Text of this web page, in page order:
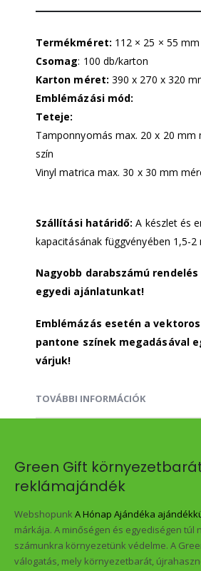
Termékméret: 112 × 25 × 55 mm
Csomag: 100 db/karton
Karton méret: 390 x 270 x 320
Emblémázási mód:
Teteje:
Tamponnyomás max. 20 x 20 mm
szín
Vinyl matrica max. 30 x 30 mm
Szállítási határidő:A készlet és
kapacitásának függvényében 1,5-2
Nagyobb darabszámú
egyedi ajánlatunkat!
Emblémázás esetén a
pantone színek megadásával
várjuk!
TOVÁBBI INFORMÁCIÓK
Green Gift
reklámajándék
Webshopunk A Hónap Ajándéka
márkája. A minőségen és egyediségen túl
számunkra környezetünk védelme. A
válogatás, mely környezetbarát,